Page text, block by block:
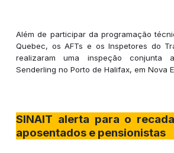
Além de participar da programação
Quebec, os AFTs e os Inspetores do
realizaram uma inspeção conjunta
Senderling no Porto de Halifax, em Nova
SINAIT alerta para o
aposentados e pensionistas